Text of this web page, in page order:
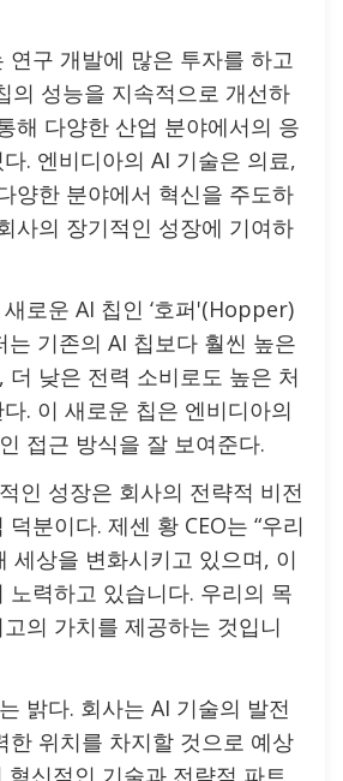
연구 개발에 많은 투자를 하고
의 성능을 지속적으로 개선하
해 다양한 산업 분야에서의 응
. 엔비디아의 AI 기술은 의료,
양한 분야에서 혁신을 주도하
사의 장기적인 성장에 기여하
로운 AI 칩인 ‘호퍼'(Hopper)
는 기존의 AI 칩보다 훨씬 높은
더 낮은 전력 소비로도 높은 처
. 이 새로운 칩은 엔비디아의
접근 방식을 잘 보여준다.
인 성장은 회사의 전략적 비전
분이다. 제센 황 CEO는 “우리
세상을 변화시키고 있으며, 이
노력하고 있습니다. 우리의 목
의 가치를 제공하는 것입니
밝다. 회사는 AI 기술의 발전
한 위치를 차지할 것으로 예상
혁신적인 기술과 전략적 파트